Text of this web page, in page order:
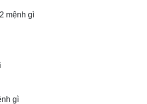
mệnh gì
gì